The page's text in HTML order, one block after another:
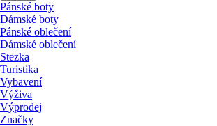
Pánské boty
Dámské boty
Pánské oblečení
Dámské oblečení
Stezka
Turistika
Vybavení
Výživa
Výprodej
Značky